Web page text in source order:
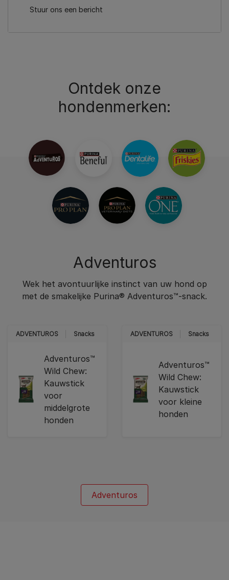
Stuur ons een bericht
Ontdek onze
hondenmerken:
Adventuros
Wek het avontuurlijke instinct van uw hond op
met de smakelijke Purina® Adventuros™-snack.
Adventuros
ADVENTUROS Snacks
Adventuros™
Wild Chew:
Kauwstick
voor
middelgrote
honden
ADVENTUROS Snacks
Adventuros™
Wild Chew:
Kauwstick
voor kleine
honden